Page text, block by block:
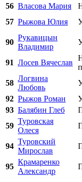
56 Власова Мария
57 Рыжова Юлия
90
Рукавицын
Владимир
91 Лосев Вячеслав
58
Логвина
Любовь
92 Рыжов Роман
93 Балябин Глеб
59
Туровская
Олеся
94
Туровский
Мирослав
95
Крамаренко
Александр